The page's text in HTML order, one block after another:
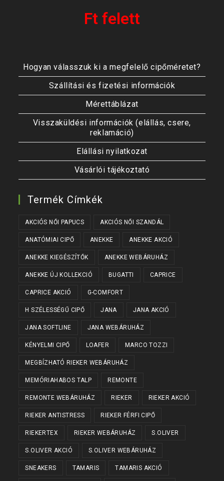
Ft felett
Hogyan válasszuk ki a megfelelő cipőméretet?
Szállítási és fizetési információk
Mérettáblázat
Visszaküldési információk (elállás, csere,
reklamáció)
Elállási nyilatkozat
Vásárlói tájékoztató
Termék Címkék
AKCIÓS NŐI PAPUCS AKCIÓS NŐI SZANDÁL
ANATÓMIAI CIPŐ ANEKKE ANEKKE AKCIÓ
ANEKKE KIEGÉSZÍTŐK ANEKKE WEBÁRUHÁZ
ANEKKE ÚJ KOLLEKCIÓ BUGATTI CAPRICE
CAPRICE AKCIÓ G-COMFORT
H SZÉLESSÉGŰ CIPŐ JANA JANA AKCIÓ
JANA SOFTLINE JANA WEBÁRUHÁZ
KÉNYELMI CIPŐ LOAFER MARCO TOZZI
MEGBÍZHATÓ RIEKER WEBÁRUHÁZ
MEMÓRIAHABOS TALP REMONTE
REMONTE WEBÁRUHÁZ RIEKER RIEKER AKCIÓ
RIEKER ANTISTRESS RIEKER FÉRFI CIPŐ
RIEKERTEX RIEKER WEBÁRUHÁZ S.OLIVER
S.OLIVER AKCIÓ S.OLIVER WEBÁRUHÁZ
SNEAKERS TAMARIS TAMARIS AKCIÓ